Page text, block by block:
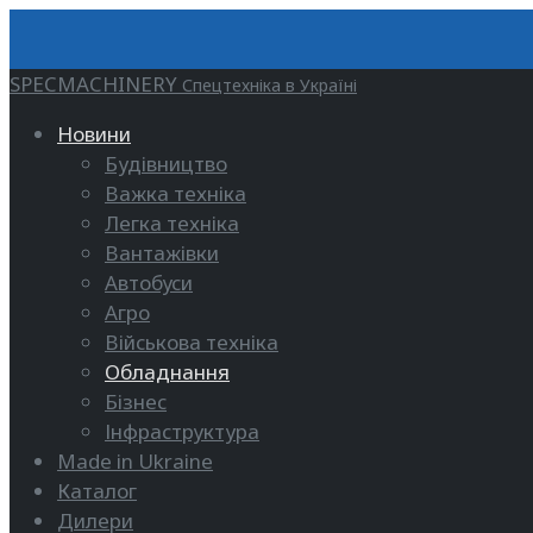
SPECMACHINERY Спецтехніка в Україні
Новини
Будівництво
Важка техніка
Легка техніка
Вантажівки
Автобуси
Агро
Військова техніка
Обладнання
Бізнес
Інфраструктура
Made in Ukraine
Каталог
Дилери